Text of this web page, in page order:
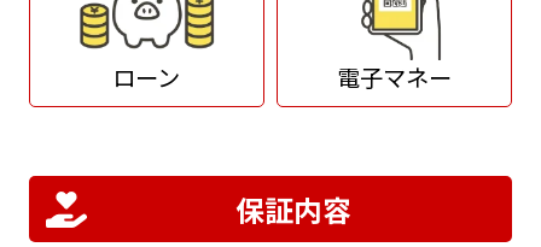
ローン 電子マネー
保証内容